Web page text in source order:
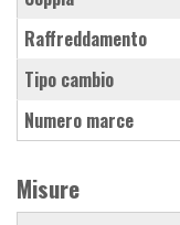
Raffreddamento
Tipo cambio
Numero marce
Misure